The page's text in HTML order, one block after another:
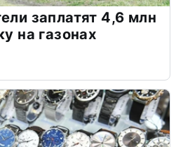
заплатят 4,6 млн
на газонах